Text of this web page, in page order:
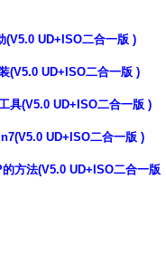
(V5.0 UD+ISO二合一版 )
(V5.0 UD+ISO二合一版 )
具(V5.0 UD+ISO二合一版 )
UD+ISO二合一版 )
方法(V5.0 UD+ISO二合一版